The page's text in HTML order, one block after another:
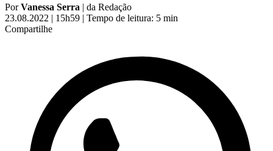
PorVanessa Serra | da Redação
23.08.2022 | 15h59 | Tempo de leitura: 5 min
Compartilhe